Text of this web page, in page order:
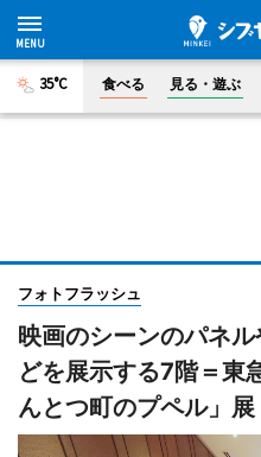
35°C 食べる 見る・遊ぶ
フォトフラッシュ
映画のシーンのパネ
どを展示する7階＝東
んとつ町のプペル」展